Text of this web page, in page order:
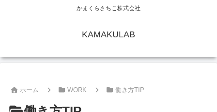
かまくらさちこ株式会社
KAMAKULAB
ホーム WORK 働き方TIP